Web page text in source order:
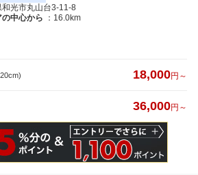
可
和光市丸山台3-11-8
中心から
：16.0km
18,000円～
36,000円～